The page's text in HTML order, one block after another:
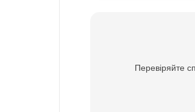
Перевіряйте